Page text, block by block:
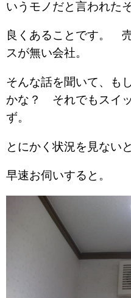
いうモノだと言われた
良くあることです。
スが無い会社。
そんな話を聞いて、も
かな？ それでもスイ
ず。
とにかく状況を見ないと
早速お伺いすると。